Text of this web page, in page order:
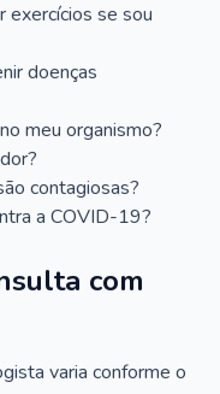
exercícios se sou
doenças
meu organismo?
contagiosas?
a COVID-19?
com
varia conforme o